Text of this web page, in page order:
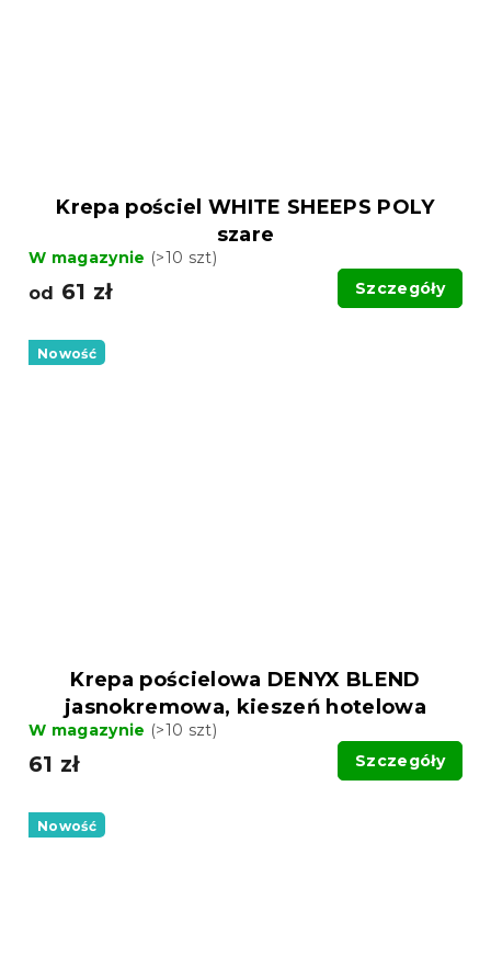
Krepa pościel WHITE SHEEPS POLY
szare
W magazynie (>10 szt)
od 61 zł Szczegóły
Nowość
Krepa pościelowa DENYX BLEND
jasnokremowa, kieszeń hotelowa
W magazynie (>10 szt)
61 zł Szczegóły
Nowość